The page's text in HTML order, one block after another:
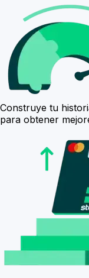
Construye tu
para obtener